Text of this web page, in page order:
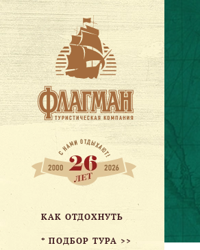
КАК ОТДОХНУТЬ
* ПОДБОР ТУРА >>